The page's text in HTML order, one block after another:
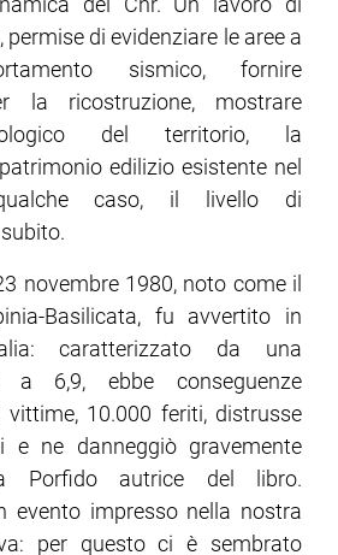
permise di evidenziare le aree a
sismico, fornire
la ricostruzione, mostrare
del territorio, la
edilizio esistente nel
caso, il livello di
novembre 1980, noto come il
Basilicata, fu avvertito in
caratterizzato da una
a 6,9, ebbe conseguenze
vittime, 10.000 feriti, distrusse
e ne danneggiò gravemente
Porfido autrice del libro.
evento impresso nella nostra
per questo ci è sembrato